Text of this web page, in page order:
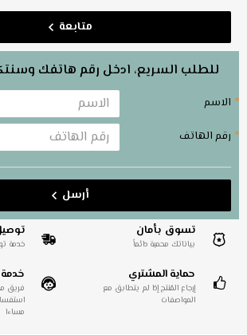
متابعة
للطلب السريع، ادخل رقم هاتفك
الاسم
رقم الهاتف
أرسل
تسوق بأمان
بياناتك محمية دائماً خدمة
حماية المشتري
إرجاع المُنتج إذا لم يتطابق مع
المواصفات
فريق
مساءا